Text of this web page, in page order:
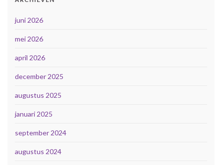
juni 2026
mei 2026
april 2026
december 2025
augustus 2025
januari 2025
september 2024
augustus 2024